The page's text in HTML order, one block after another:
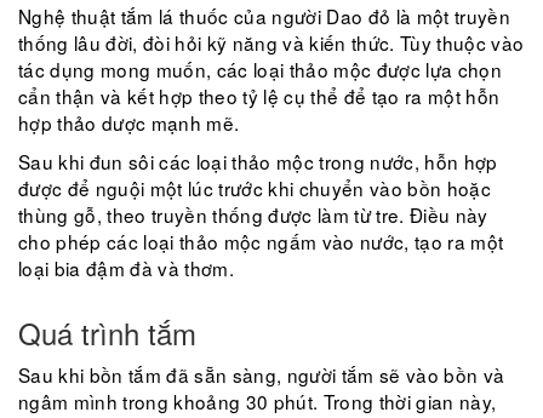
Nghệ thuật tắm lá thuốc của người Dao đỏ là một truyền
thống lâu đời, đòi hỏi kỹ năng và kiến ​​thức. Tùy thuộc vào
tác dụng mong muốn, các loại thảo mộc được lựa chọn
cẩn thận và kết hợp theo tỷ lệ cụ thể để tạo ra một hỗn
hợp thảo dược mạnh mẽ.
Sau khi đun sôi các loại thảo mộc trong nước, hỗn hợp
được để nguội một lúc trước khi chuyển vào bồn hoặc
thùng gỗ, theo truyền thống được làm từ tre. Điều này
cho phép các loại thảo mộc ngấm vào nước, tạo ra một
loại bia đậm đà và thơm.
Quá trình tắm
Sau khi bồn tắm đã sẵn sàng, người tắm sẽ vào bồn và
ngâm mình trong khoảng 30 phút. Trong thời gian này,